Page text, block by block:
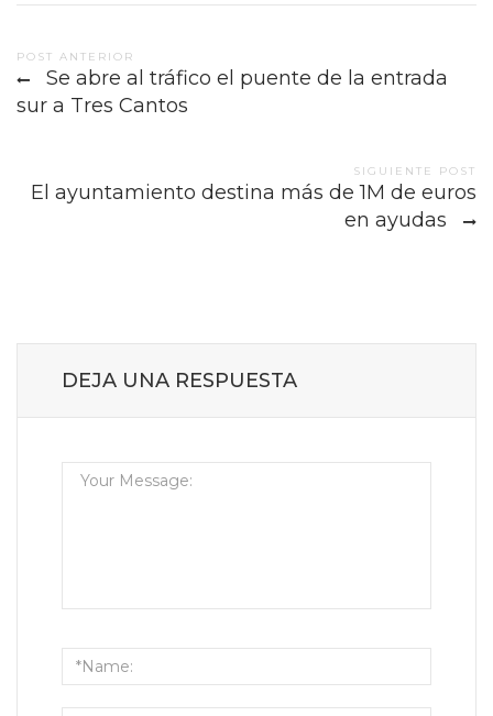
Post
navigation
POST ANTERIOR
Se abre al tráfico el puente de la entrada
sur a Tres Cantos
SIGUIENTE POST
El ayuntamiento destina más de 1M de euros
en ayudas
DEJA UNA RESPUESTA